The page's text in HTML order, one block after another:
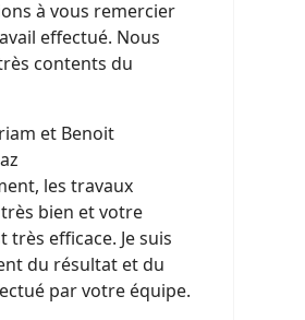
à vous remercier
effectué. Nous
contents du
et Benoit
les travaux
bien et votre
très efficace. Je suis
du résultat et du
par votre équipe.